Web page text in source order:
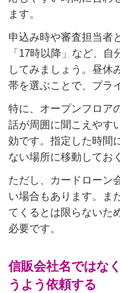
ます。
申込み時や審査担当者
「17時以降」など、
してみましょう。昼休
帯を選ぶことで、プラ
特に、オープンフロア
話が周囲に聞こえやす
効です。指定した時間
ない場所に移動してお
ただし、カードローン
い場合もあります。ま
てくるとは限らないた
必要です。
信販会社名ではな
うよう依頼する